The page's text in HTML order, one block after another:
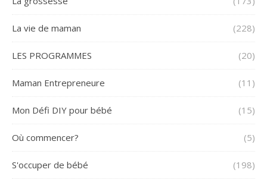
La vie de maman (228)
LES PROGRAMMES (20)
Maman Entrepreneure (11)
Mon Défi DIY pour bébé (15)
Où commencer? (5)
S'occuper de bébé (198)